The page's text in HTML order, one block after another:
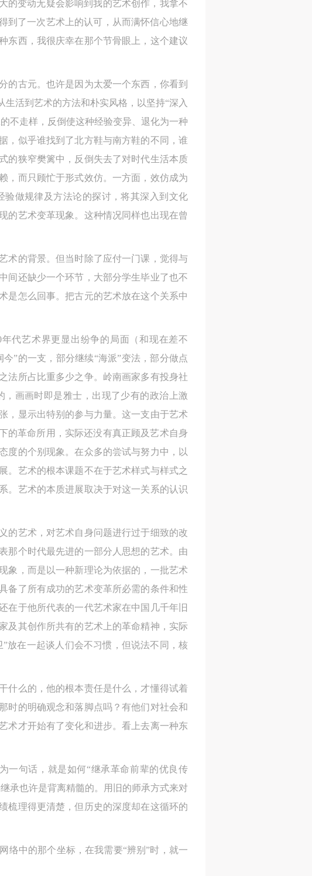
的变动无疑会影响到我的艺术创作，我拿不
到了一次艺术上的认可，从而满怀信心地继
东西，我很庆幸在那个节骨眼上，这个建议
的古元。也许是因为太爱一个东西，你看到
活到艺术的方法和朴实风格，以坚持“深入
不走样，反倒使这种经验变异、退化为一种
，似乎谁找到了北方鞋与南方鞋的不同，谁
的狭窄樊篱中，反倒失去了对时代生活本质
，而只顾忙于形式效仿。一方面，效仿成为
做规律及方法论的探讨，将其深入到文化
的艺术变革现象。这种情况同样也出现在曾
术的背景。但当时除了应付一门课，觉得与
间还缺少一个环节，大部分学生毕业了也不
是怎么回事。把古元的艺术放在这个关系中
代艺术界更显出纷争的局面（和现在差不
”的一支，部分继续“海派”变法，部分做点
法所占比重多少之争。岭南画家多有投身社
画画时即是雅士，出现了少有的政治上激
，显示出特别的参与力量。这一支由于艺术
的革命所用，实际还没有真正顾及艺术自身
度的个别现象。在众多的尝试与努力中，以
。艺术的根本课题不在于艺术样式与样式之
。艺术的本质进展取决于对这一关系的认识
的艺术，对艺术自身问题进行过于细致的改
那个时代最先进的一部分人思想的艺术。由
象，而是以一种新理论为依据的，一批艺术
备了所有成功的艺术变革所必需的条件和性
在于他所代表的一代艺术家在中国几千年旧
及其创作所共有的艺术上的革命精神，实际
放在一起谈人们会不习惯，但说法不同，核
什么的，他的根本责任是什么，才懂得试着
时的明确观念和落脚点吗？有他们对社会和
术才开始有了变化和进步。看上去离一种东
一句话，就是如何“继承革命前辈的优良传
承也许是背离精髓的。用旧的师承方式来对
梳理得更清楚，但历史的深度却在这循环的
络中的那个坐标，在我需要“辨别”时，就一
，愿意将本人
美术馆会员活
与工作坊创作
文献、档案
按相关“章程”规
必须遵循道德
和助人为乐的
，18周岁以
自行购买人身
美术馆场地及
人原因造成美
。活动中任
与活动者根据
律责任和经济
套设备、设
套设备、设施
的故障或损
济损失。活
，愿意将本人
美术馆会员活
与工作坊创作
文献、档案
按相关“章程”规
必须遵循道德
和助人为乐的
，18周岁以
自行购买人身
美术馆场地及
人原因造成美
。活动中任
与活动者根据
律责任和经济
套设备、设
套设备、设施
的故障或损
济损失。活
，愿意将本人
美术馆会员活
与工作坊创作
文献、档案
按相关“章程”规
必须遵循道德
和助人为乐的
，18周岁以
自行购买人身
美术馆场地及
人原因造成美
。活动中任
与活动者根据
律责任和经济
套设备、设
套设备、设施
的故障或损
济损失。活
录
验证码